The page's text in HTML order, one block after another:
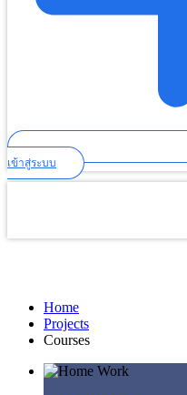
เข้าสู่ระบบ
Home
Projects
Courses